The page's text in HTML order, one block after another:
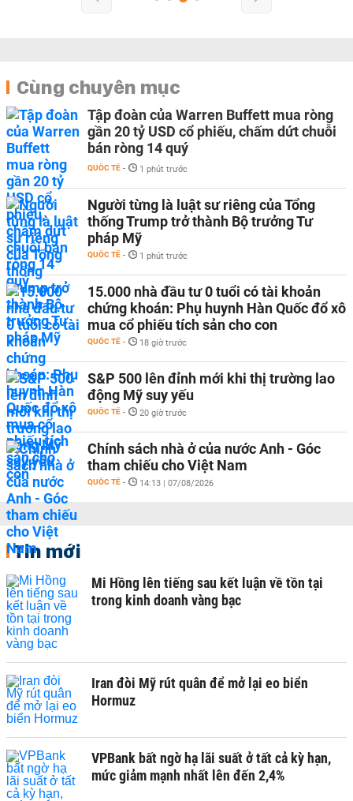
Cùng chuyên mục
Tập đoàn của Warren Buffett mua ròng
gần 20 tỷ USD cổ phiếu, chấm dứt chuỗi
bán ròng 14 quý
QUỐC TẾ - 1 phút trước
Người từng là luật sư riêng của Tổng
thống Trump trở thành Bộ trưởng Tư
pháp Mỹ
QUỐC TẾ - 1 phút trước
15.000 nhà đầu tư 0 tuổi có tài khoản
chứng khoán: Phụ huynh Hàn Quốc đổ xô
mua cổ phiếu tích sản cho con
QUỐC TẾ - 18 giờ trước
S&P 500 lên đỉnh mới khi thị trường lao
động Mỹ suy yếu
QUỐC TẾ - 20 giờ trước
Chính sách nhà ở của nước Anh - Góc
tham chiếu cho Việt Nam
QUỐC TẾ - 14:13 | 07/08/2026
Tin mới
Mi Hồng lên tiếng sau kết luận về tồn tại
trong kinh doanh vàng bạc
Iran đòi Mỹ rút quân để mở lại eo biển
Hormuz
VPBank bất ngờ hạ lãi suất ở tất cả kỳ hạn,
mức giảm mạnh nhất lên đến 2,4%